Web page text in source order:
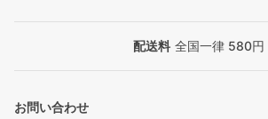
配送料 全国一律 580円
お問い合わせ